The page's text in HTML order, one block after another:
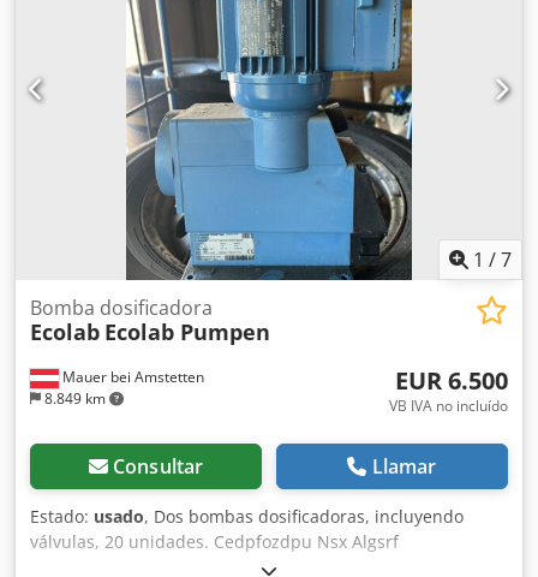
1 /7
Mauer bei Amstetten
8.849 km
Bomba dosificadora
Ecolab Ecolab Pumpen
EUR 6.500
VB IVA no incluído
Consultar Llamar
Estado: usado, Dos bombas dosificadoras, incluyendo
válvulas, 20 unidades. Cedpfozdpu Nsx Algsrf